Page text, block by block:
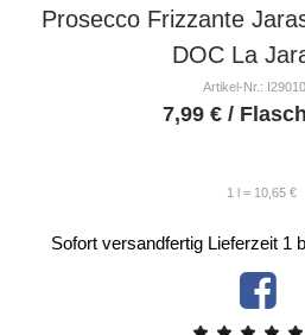
Prosecco Frizzante
DOC La
Artikel-Nr.:
7,99 €/
1 l = 10,65 €
Sofort versandfertig Lieferzeit 1